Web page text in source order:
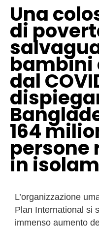
Una
di
bambini
dal
164
persone
in
L’organizzazione
Plan International si
immenso aumento